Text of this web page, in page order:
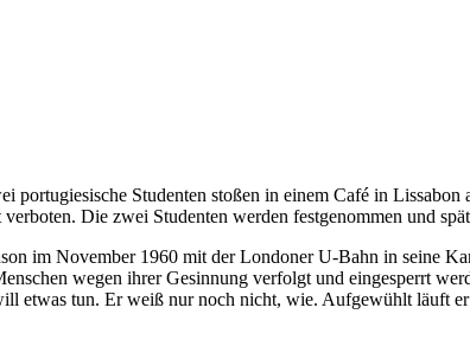
Studenten stoßen in einem Café in
Die zwei Studenten werden festgenommen und
im November 1960 mit der Londoner U-Bahn in seine
wegen ihrer Gesinnung verfolgt und eingesperrt
etwas tun. Er weiß nur noch nicht, wie. Aufgewühlt läuft